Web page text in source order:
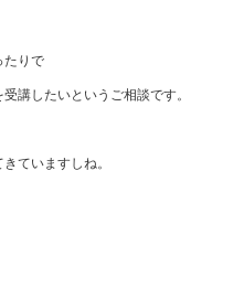
たりで
受講したいというご相談です。
ていますしね。